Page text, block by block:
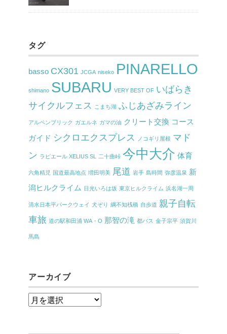
タグ
basso CX301 JCGA niseko PINARELLO
shimano SUBARU VERY BEST OF いばらき
サイクルフェス
こまち湖 ふじあざみライン
アルペンブリック ガエルネ ガマの油 クリート交換 コース
ガイド シクロエクスプレス ノコギリ屋根 マド
ン ラピエール XELIUS SL 二十曲峠 今中大介 体育
六角精児 国道最高地点 増田明美 尾道 岩手 島時間 弥彦温泉 新
潟ヒルクライム 日光いろは坂 東京ヒルクライム 浜名湖一周
清水日本平パークウェイ 犬ぞり 綱不知桟橋 自歩道 親子自転
車旅 道の駅和田浦 WA・O 那智の滝 都バス 金子宗平 須賀川
馬島
アーカイブ
ア